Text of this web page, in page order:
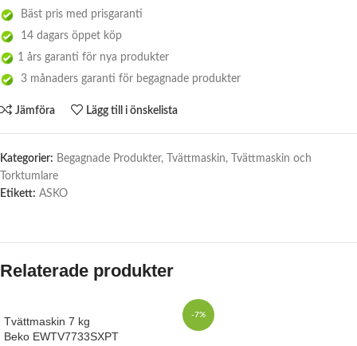
Bäst pris med prisgaranti
14 dagars öppet köp
1 års garanti för nya produkter
3 månaders garanti för begagnade produkter
Jämföra Lägg till i önskelista
Kategorier: Begagnade Produkter, Tvättmaskin,
Tvättmaskin och
Torktumlare
Etikett: ASKO
Relaterade produkter
Tvättmaskin 7 kg
Beko EWTV7733SXPT
-7%